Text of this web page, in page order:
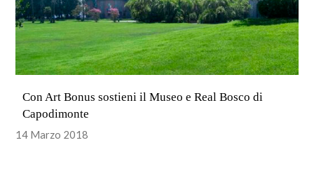
Con Art Bonus sostieni il Museo e Real Bosco di
Capodimonte
14 Marzo 2018